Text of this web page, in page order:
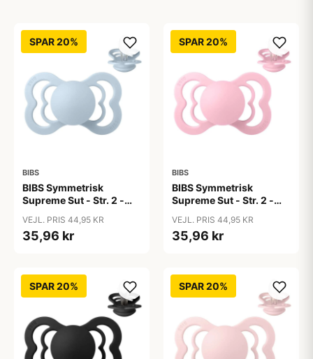
SPAR 20%
BIBS
BIBS Symmetrisk
Supreme Sut - Str. 2 -
VEJL. PRIS 44,95 KR
35,96 kr
SPAR 20%
BIBS
BIBS Symmetrisk
Supreme Sut - Str. 2 -
VEJL. PRIS 44,95 KR
35,96 kr
SPAR 20% SPAR 20%